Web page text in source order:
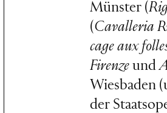
Münster (
(Cavalleria
cage aux
Firenzeund
Wiesbaden
der